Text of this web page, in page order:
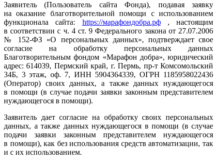
Заявитель (Пользователь сайта Фонда), подавая заявку
на оказание благотворительной помощи с использованием
функционала сайта: https://марафондобра.рф, настоящим
в соответствии с ч. 4 ст. 9 Федерального закона от 27.07.2006
№ 152-ФЗ «О персональных данных», подтверждает свое
согласие на обработку персональных данных
Благотворительным фондом «Марафон добра», юридический
адрес: 614039, Пермский край, г. Пермь, пр-т Комсомольский
34Б, 3 этаж, оф. 7, ИНН 5904364339, ОГРН 1185958022436
(Оператор) своих данных, а также данных нуждающегося
в помощи (в случае подачи заявки законным представителем
нуждающегося в помощи).
Заявитель дает согласие на обработку своих персональных
данных, а также данных нуждающегося в помощи (в случае
подачи заявки законным представителем нуждающегося
в помощи), как без использования средств автоматизации, так
и с их использованием.